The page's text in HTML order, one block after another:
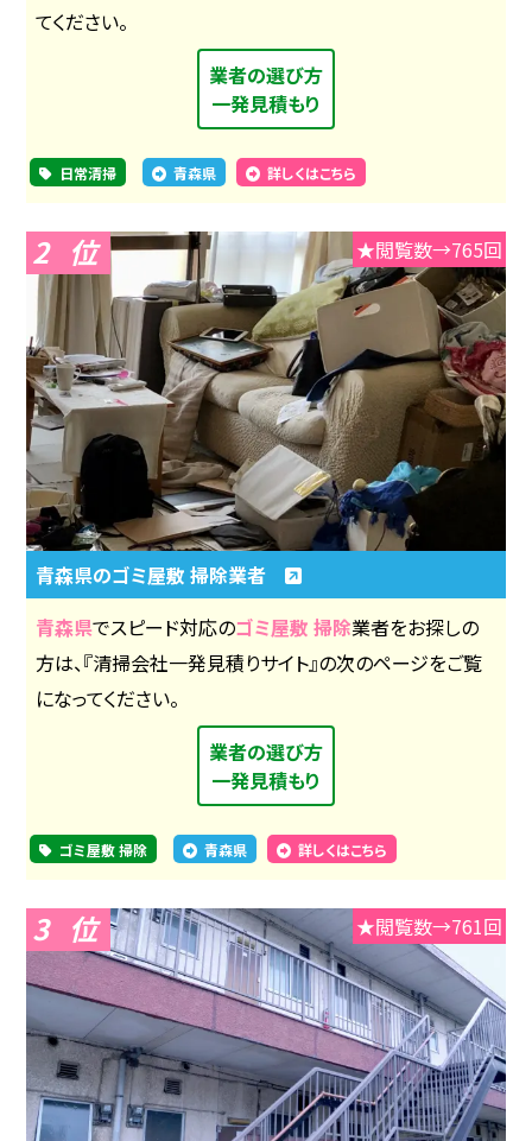
てください。
業者の選び方
一発見積もり
日常清掃 青森県 詳しくはこちら
2 ★閲覧数→765回
青森県のゴミ屋敷 掃除業者
青森県でスピード対応のゴミ屋敷 掃除業者をお探しの
方は、『清掃会社一発見積りサイト』の次のページをご覧
になってください。
業者の選び方
一発見積もり
ゴミ屋敷 掃除 青森県 詳しくはこちら
3 ★閲覧数→761回